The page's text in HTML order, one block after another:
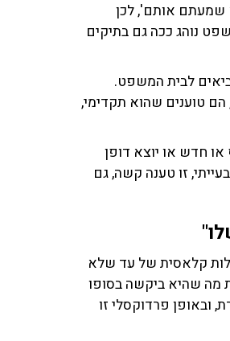
שמעתם אותם', לכן
נוהג ככה גם בתיקים
לבית המשפט.
הם טוענים שהוא תקדימי,
חדש או יוצא דופן
זו טענה קשה, גם
קלאסית של עד שלא
מה שהיא ביקשה בסופו
ובאופן פרדוקסלי זו